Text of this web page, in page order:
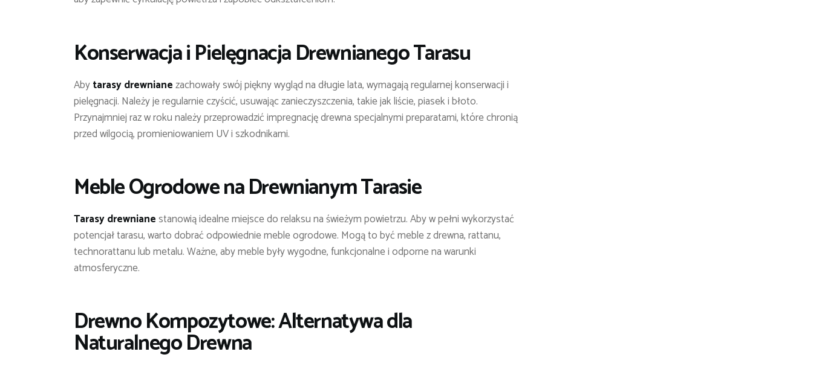
Konserwacja i Pielęgnacja Drewnianego Tarasu
Abytarasy drewnianezachowały swój piękny wygląd na długie lata, wymagają regularnej konserwacji i
pielęgnacji. Należy je regularnie czyścić, usuwając zanieczyszczenia, takie jak liście, piasek i błoto.
Przynajmniej raz w roku należy przeprowadzić impregnację drewna specjalnymi preparatami, które chronią
przed wilgocią, promieniowaniem UV i szkodnikami.
Meble Ogrodowe na Drewnianym Tarasie
Tarasy drewnianestanowią idealne miejsce do relaksu na świeżym powietrzu. Aby w pełni wykorzystać
potencjał tarasu, warto dobrać odpowiednie meble ogrodowe. Mogą to być meble z drewna, rattanu,
technorattanu lub metalu. Ważne, aby meble były wygodne, funkcjonalne i odporne na warunki
atmosferyczne.
Drewno Kompozytowe: Alternatywa dla
Naturalnego Drewna